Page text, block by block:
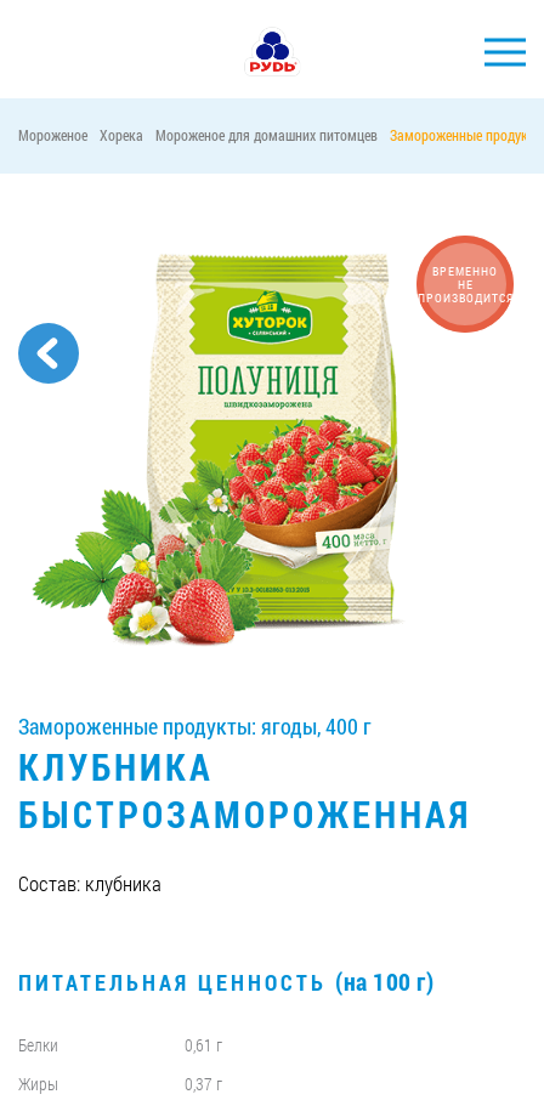
КОМПАНИЯ
ПОТРЕБИТЕЛЯМ
АКЦИИ
ПРЕСС-ЦЕНТР
ХОРЕКА
Тендерные закупки
Контакты
Вакансии
ЗАКАЗАТЬ ПРОДУКЦИЮ «РУДЬ»:
СТАТЬ ПАРТНЕРОМ
0412 48 28 17
Мороженое Хорека Мороженое для домашних питомцев Замороженные продукты
ВРЕМЕННО
НЕ
ПРОИЗВОДИТСЯ
Замороженные продукты: ягоды, 400 г
КЛУБНИКА
БЫСТРОЗАМОРОЖЕННАЯ
Состав: клубника
ПИТАТЕЛЬНАЯ ЦЕННОСТЬ (на 100 г)
Белки
0,61 г
Жиры
0,37 г